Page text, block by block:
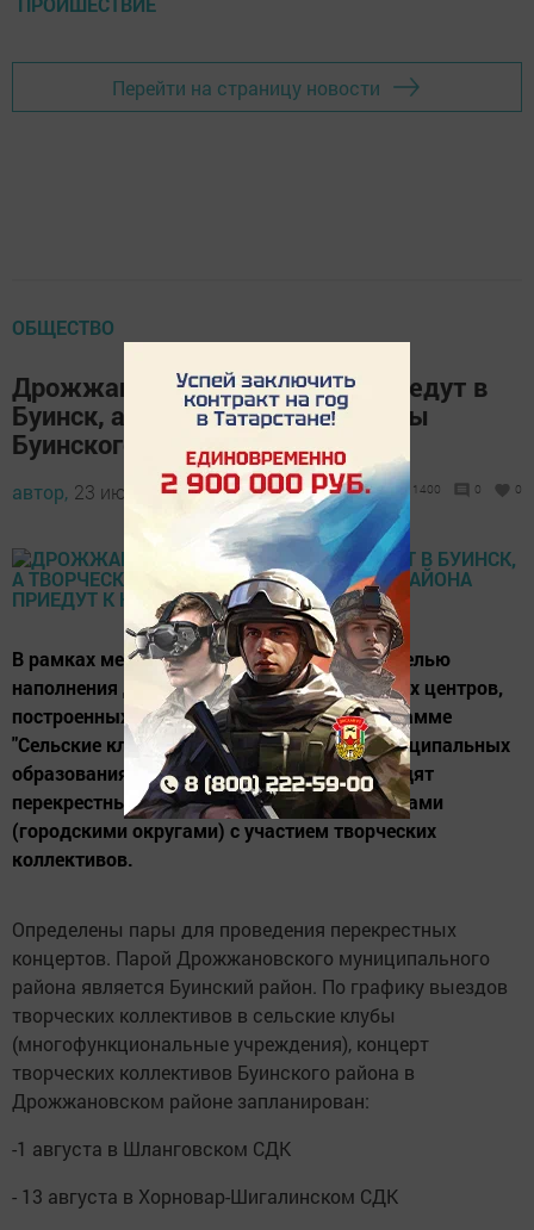
Перейти на страницу новости
ОБЩЕСТВО
Дрожжановцы с концертами поедут в
Буинск, а творческие коллективы
Буинского района приедут к нам
автор, 23 июля 2014 - 12:43 1400 0 0
В рамках мероприятий Года культуры и с целью
наполнения деятельности новых культурных центров,
построенных и введенных в строй по программе
"Сельские клубы" в 2012-2014 годах, в муниципальных
образованиях Республики Татарстан проходят
перекрестные концерты с соседними районами
(городскими округами) с участием творческих
коллективов.
Определены пары для проведения перекрестных
концертов. Парой Дрожжановского муниципального
района является Буинский район. По графику выездов
творческих коллективов в сельские клубы
(многофункциональные учреждения), концерт
творческих коллективов Буинского района в
Дрожжановском районе запланирован:
-1 августа в Шланговском СДК
- 13 августа в Хорновар-Шигалинском СДК